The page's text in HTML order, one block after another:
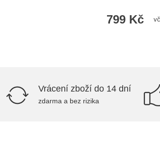
799 Kč
Vrácení zboží do 14 dní
zdarma a bez rizika